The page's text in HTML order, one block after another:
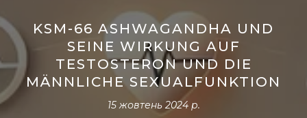
KSM-66 ASHWAGANDHA UND
SEINE WIRKUNG AUF
TESTOSTERON UND DIE
MÄNNLICHE SEXUALFUNKTION
15 жовтень 2024 р.